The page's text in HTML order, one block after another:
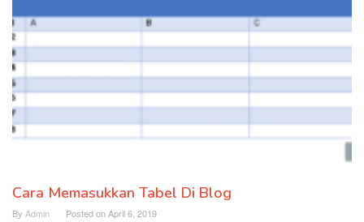
Cara Memasukkan Tabel Di Blog
By Admin Posted onApril 6, 2019